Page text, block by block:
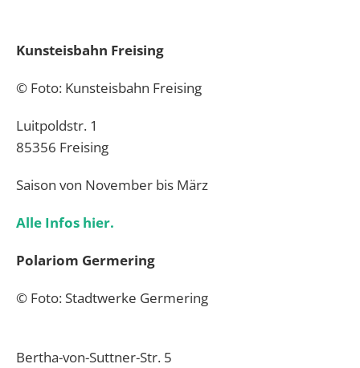
Kunsteisbahn Freising
© Foto: Kunsteisbahn Freising
Luitpoldstr. 1
85356 Freising
Saison von November bis März
Alle Infos hier.
Polariom Germering
© Foto: Stadtwerke Germering
Bertha-von-Suttner-Str. 5